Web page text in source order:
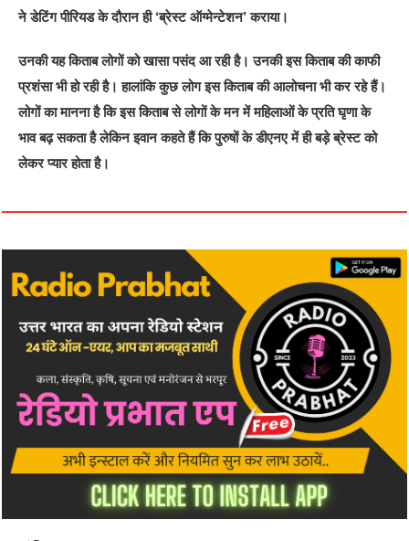
ने डेटिंग पीरियड के दौरान ही ‘ब्रेस्ट ऑग्मेन्टेशन’ कराया।
उनकी यह किताब लोगों को खासा पसंद आ रही है। उनकी इस किताब की काफी
प्रशंसा भी हो रही है। हालांकि कुछ लोग इस किताब की आलोचना भी कर रहे हैं।
लोगों का मानना है कि इस किताब से लोगों के मन में महिलाओं के प्रति घृणा के
भाव बढ़ सकता है लेकिन इवान कहते हैं कि पुरुषों के डीएनए में ही बड़े ब्रेस्ट को
लेकर प्यार होता है।